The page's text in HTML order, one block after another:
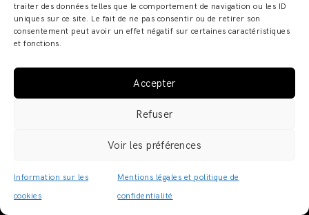
traiter des données telles que le comportement de navigation ou les ID
uniques sur ce site. Le fait de ne pas consentir ou de retirer son
consentement peut avoir un effet négatif sur certaines caractéristiques
et fonctions.
Accepter
Refuser
Voir les préférences
Information sur les
cookies
Mentions légales et politique de
confidentialité
ADELINE ZILIOX - SHOWROOM & ATELIER – 6, RUE DES
© 2019 · ADELINE ZILIOX · MENTIONS LÉGALES /